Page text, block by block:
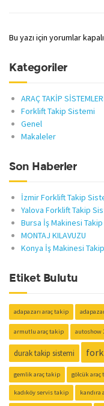
Bu yazı için yorumlar
Kategoriler
ARAÇ TAKİP
Forklift Takip Sistemi
Genel
Makaleler
Son Haberler
İzmir Forklift Takip
Yalova Forklift Takip
Bursa İş Makinesi
MONTAJ KILAVUZU
Konya İş Makinesi
Etiket Bulutu
adapazarı araç takip
armutlu araç takip autoshow
durak takip sistemi
gemlik araç takip gölcük araç
kadıköy servis takip kandıra